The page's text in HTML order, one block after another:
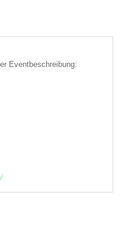
Eventbeschreibung: